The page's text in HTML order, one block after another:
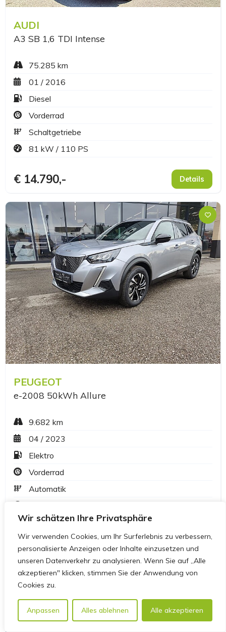
Wir schätzen Ihre Privatsphäre
Wir verwenden Cookies, um Ihr Surferlebnis zu verbessern,
personalisierte Anzeigen oder Inhalte einzusetzen und
unseren Datenverkehr zu analysieren. Wenn Sie auf „Alle
akzeptieren" klicken, stimmen Sie der Anwendung von
Cookies zu.
Anpassen Alles ablehnen Alle akzeptieren